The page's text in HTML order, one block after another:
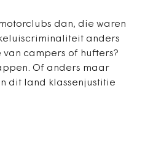
dan, die waren
anders
campers of hufters?
Of anders maar
dit land klassenjustitie